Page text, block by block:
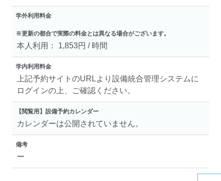
学外利用料金
※更新の都合で実際の料金とは異なる場合がございます。
本人利用： 1,853円 / 時間
学内利用料金
上記予約サイトのURLより設備統合管理システムに
ログインの上、ご確認ください。
【閲覧用】設備予約カレンダー
カレンダーは公開されていません。
備考
ー